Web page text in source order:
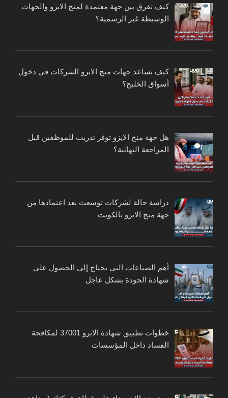
كيف تفرق بين جهة معتمدة لمنح الايزو والجهات
الوسيطة غير الرسمية؟
كيف تساعد جهات منح الايزو الشركات في دخول
أسواق الخليج؟
هل جهة منح الايزو توفر تدريب للموظفين قبل
المراجعة النهائية؟
دراسة حالة لشركات توسعت بعد اعتمادها من
جهة منح الايزو بالكويت
أهم الصناعات التي تحتاج إلى الحصول على
شهادة الجودة بشكل عاجل
خطوات تطبيق شهادة الايزو 37001 لمكافحة
الفساد داخل المؤسسات